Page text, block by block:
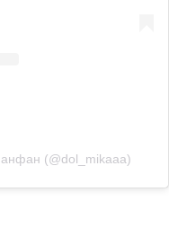
(@dol_mikaaa)